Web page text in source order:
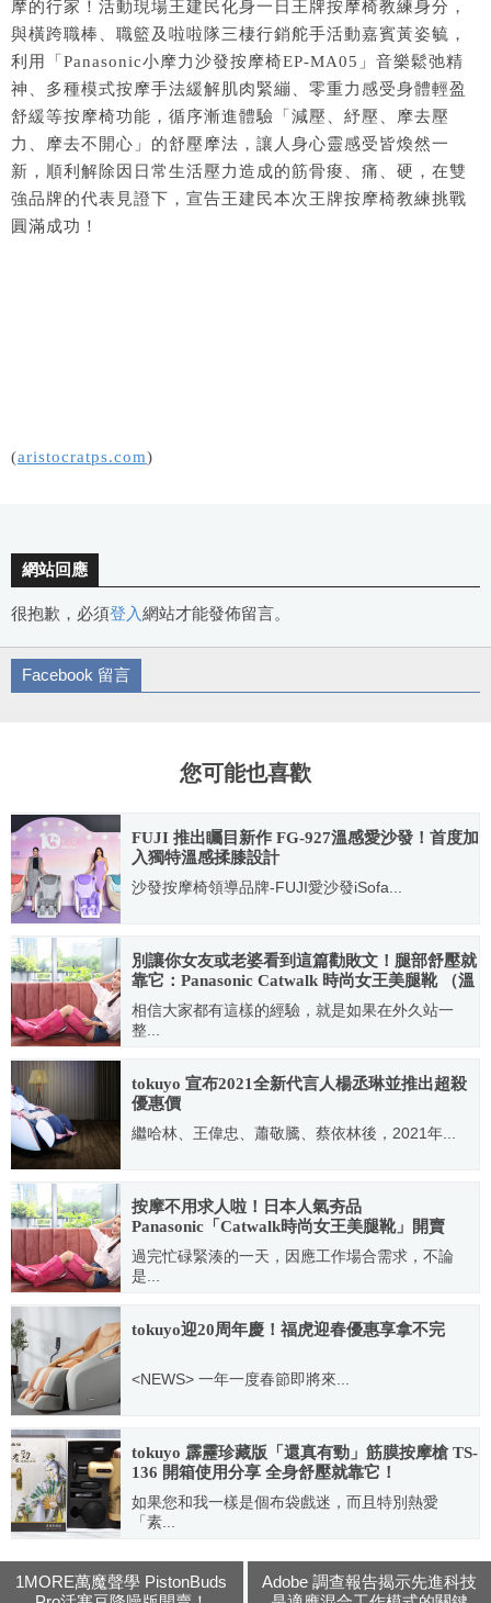
摩的行家！活動現場王建民化身一日王牌按摩椅教練身分，
與橫跨職棒、職籃及啦啦隊三棲行銷舵手活動嘉賓黃姿毓，
利用「 Panasonic小摩力沙發按摩椅EP-MA05」音樂鬆弛精
神、多種模式按摩手法緩解肌肉緊繃、零重力感受身體輕盈
舒緩等按摩椅功能，循序漸進體驗「減壓 、 紓壓 、 摩去壓
力、摩去不開心」的舒壓摩法，讓人身心靈感受皆煥然一
新，順利解除因日常生活壓力造成的筋骨痠、痛、硬，在雙
強品牌的代表見證下，宣告王建民本次王牌按摩椅教練挑戰
圓滿成功！
(aristocratps.com)
網站回應
很抱歉，必須登入網站才能發佈留言。
Facebook 留言
您可能也喜歡
FUJI 推出矚目新作 FG-927溫感愛沙發！首度加
入獨特溫感揉膝設計
沙發按摩椅領導品牌-FUJI愛沙發iSofa...
2022.03.16
別讓你女友或老婆看到這篇勸敗文！腿部舒壓就
靠它：Panasonic Catwalk 時尚女王美腿靴 （溫
熱腿部按摩器）詳細開箱介紹
相信大家都有這樣的經驗，就是如果在外久站一
整...
2023.02.04
tokuyo 宣布2021全新代言人楊丞琳並推出超殺
優惠價
繼哈林、王偉忠、蕭敬騰、蔡依林後，2021年...
2021.01.15
按摩不用求人啦！日本人氣夯品
Panasonic「Catwalk時尚女王美腿靴」開賣
過完忙碌緊湊的一天，因應工作場合需求，不論
是...
2022.11.01
tokuyo迎20周年慶！福虎迎春優惠享拿不完
<NEWS> 一年一度春節即將來...
2022.01.06
tokuyo 霹靂珍藏版「還真有勁」筋膜按摩槍 TS-
136 開箱使用分享 全身舒壓就靠它！
如果您和我一樣是個布袋戲迷，而且特別熱愛
「素...
1MORE萬魔聲學 PistonBuds
Adobe 調查報告揭示先進科技